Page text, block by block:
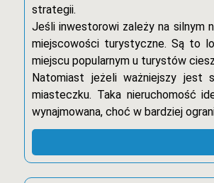
strategii.
Jeśli inwestorowi zależy na silnym
miejscowości turystyczne. Są to
miejscu popularnym u turystów
Natomiast jeżeli ważniejszy jest
miasteczku. Taka nieruchomość
wynajmowana, choć w bardziej